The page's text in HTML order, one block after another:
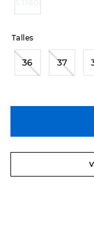
Talles
36 37